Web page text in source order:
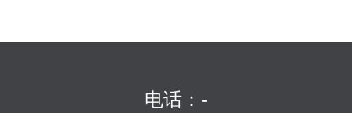
电话：-